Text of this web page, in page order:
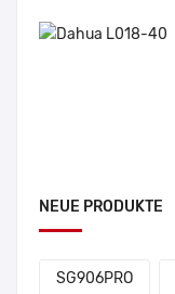
NEUE PRODUKTE
SG906PRO